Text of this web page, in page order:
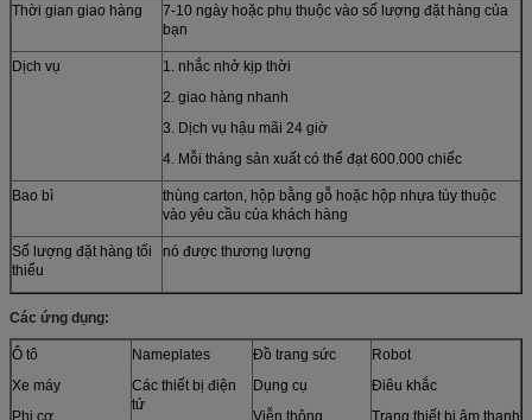
Thời gian giao hàng
7-10 ngày hoặc phụ thuộc vào số lượng đặt hàng của
bạn
Dịch vụ
1. nhắc nhở kịp thời
2. giao hàng nhanh
3. Dịch vụ hậu mãi 24 giờ
4. Mỗi tháng sản xuất có thể đạt 600.000 chiếc
Bao bì
thùng carton, hộp bằng gỗ hoặc hộp nhựa tùy thuộc
vào yêu cầu của khách hàng
Số lượng đặt hàng tối
thiểu
nó được thương lượng
Các ứng dụng:
Ô tô
Xe máy
Phi cơ
Nameplates
Các thiết bị điện
tử
Đồ trang sức
Dụng cụ
Viễn thông
Robot
Điêu khắc
Trang thiết bị âm thanh